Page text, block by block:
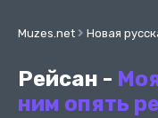
Muzes.net Новая
Рейсан -
ним опять